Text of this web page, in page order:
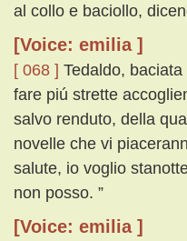
al collo e baciollo,
[Voice: emilia ]
[ 068 ] Tedaldo,
fare piú strette
salvo renduto, della
novelle che vi
salute, io voglio
non posso. ”
[Voice: emilia ]